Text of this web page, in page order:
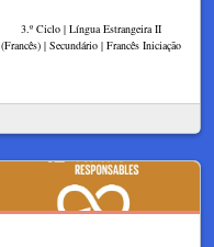
3.º Ciclo | Língua Estrangeira II
(Francês) | Secundário | Francês Iniciação